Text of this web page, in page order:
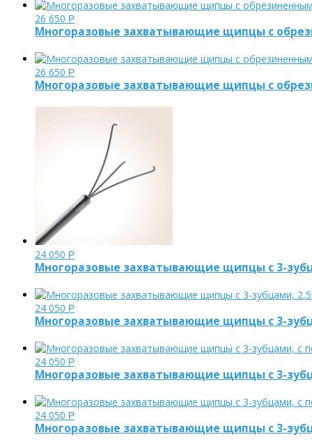
26 650 Р
Многоразовые захватывающие щипцы с
26 650 Р
Многоразовые захватывающие щипцы с
24 050 Р
Многоразовые захватывающие щипцы с 3-
24 050 Р
Многоразовые захватывающие щипцы с 3-
24 050 Р
Многоразовые захватывающие щипцы с 3-
24 050 Р
Многоразовые захватывающие щипцы с 3-